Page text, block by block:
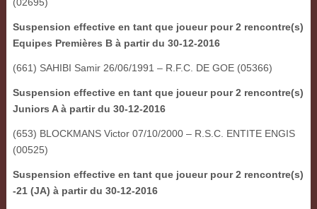
Suspension effective en tant que joueur pour 2 rencontre(s)
Equipes Premières B à partir du 30-12-2016
(661) SAHIBI Samir 26/06/1991 – R.F.C. DE GOE (05366)
Suspension effective en tant que joueur pour 2 rencontre(s)
Juniors A à partir du 30-12-2016
(653) BLOCKMANS Victor 07/10/2000 – R.S.C. ENTITE ENGIS
(00525)
Suspension effective en tant que joueur pour 2 rencontre(s)
-21 (JA) à partir du 30-12-2016